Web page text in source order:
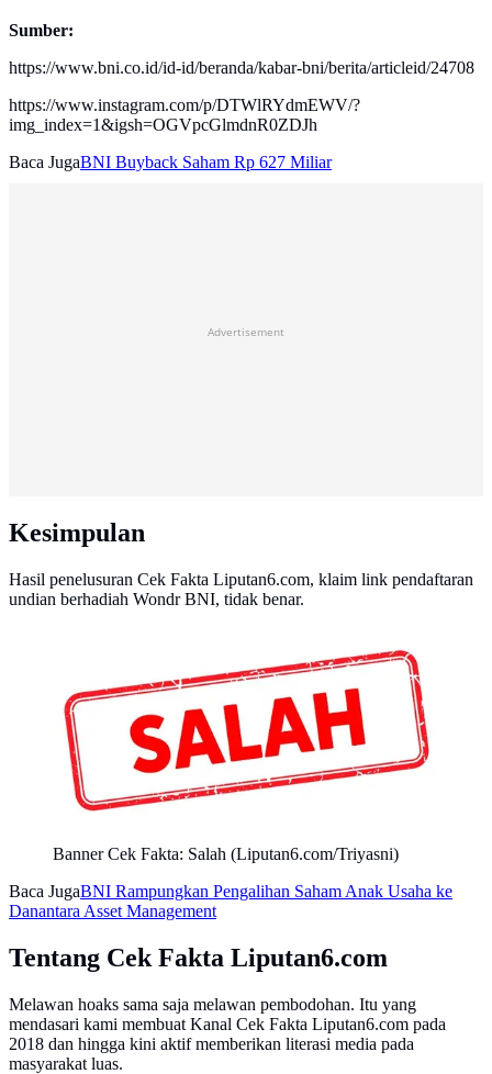
Sumber:
https://www.bni.co.id/id-id/beranda/kabar-bni/berita/articleid/24708
https://www.instagram.com/p/DTWlRYdmEWV/?
img_index=1&igsh=OGVpcGlmdnR0ZDJh
Baca JugaBNI Buyback Saham Rp 627 Miliar
Advertisement
Kesimpulan
Hasil penelusuran Cek Fakta Liputan6.com, klaim link pendaftaran
undian berhadiah Wondr BNI, tidak benar.
Banner Cek Fakta: Salah (Liputan6.com/Triyasni)
Baca JugaBNI Rampungkan Pengalihan Saham Anak Usaha ke
Danantara Asset Management
Tentang Cek Fakta Liputan6.com
Melawan hoaks sama saja melawan pembodohan. Itu yang
mendasari kami membuat Kanal Cek Fakta Liputan6.com pada
2018 dan hingga kini aktif memberikan literasi media pada
masyarakat luas.